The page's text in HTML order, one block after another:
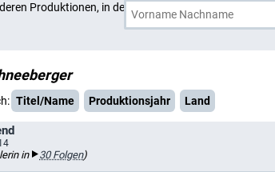
Produktionen, in denen Gisela Schneeberger
Titel/Name Produktionsjahr Land
in 30 Folgen)